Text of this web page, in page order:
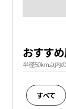
おすす
半径50km以内
すべて